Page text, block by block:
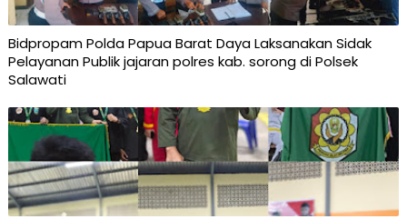
Bidpropam Polda Papua Barat Daya Laksanakan Sidak
Pelayanan Publik jajaran polres kab. sorong di Polsek
Salawati